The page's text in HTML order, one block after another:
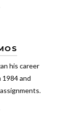
his career
and